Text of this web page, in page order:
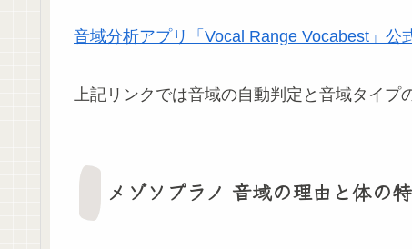
音域分析アプリ「Vocal Range Vocabest」公
上記リンクでは音域の自動判定と音域タイプ
メゾソプラノ 音域の理由と体の